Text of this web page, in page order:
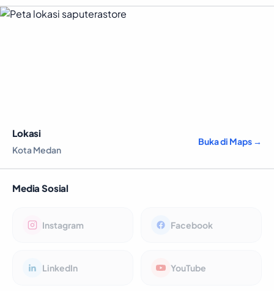
Lokasi
Kota Medan
Buka di Maps →
Media Sosial
Instagram Facebook
LinkedIn YouTube